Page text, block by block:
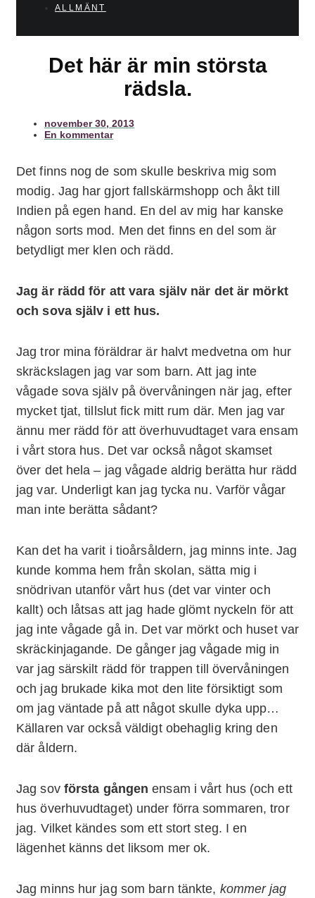
ALLMÄNT
Det här är min största
rädsla.
november 30, 2013
En kommentar
Det finns nog de som skulle beskriva mig som
modig. Jag har gjort fallskärmshopp och åkt till
Indien på egen hand. En del av mig har kanske
någon sorts mod. Men det finns en del som är
betydligt mer klen och rädd.
Jag är rädd för att vara själv när det är mörkt
och sova själv i ett hus.
Jag tror mina föräldrar är halvt medvetna om hur
skräckslagen jag var som barn. Att jag inte
vågade sova själv på övervåningen när jag, efter
mycket tjat, tillslut fick mitt rum där. Men jag var
ännu mer rädd för att överhuvudtaget vara ensam
i vårt stora hus. Det var också något skamset
över det hela – jag vågade aldrig berätta hur rädd
jag var. Underligt kan jag tycka nu. Varför vågar
man inte berätta sådant?
Kan det ha varit i tioårsåldern, jag minns inte. Jag
kunde komma hem från skolan, sätta mig i
snödrivan utanför vårt hus (det var vinter och
kallt) och låtsas att jag hade glömt nyckeln för att
jag inte vågade gå in. Det var mörkt och huset var
skräckinjagande. De gånger jag vågade mig in
var jag särskilt rädd för trappen till övervåningen
och jag brukade kika mot den lite försiktigt som
om jag väntade på att något skulle dyka upp…
Källaren var också väldigt obehaglig kring den
där åldern.
Jag sov första gångenensam i vårt hus (och ett
hus överhuvudtaget) under förra sommaren, tror
jag. Vilket kändes som ett stort steg. I en
lägenhet känns det liksom mer ok.
Jag minns hur jag som barn tänkte, kommer jag